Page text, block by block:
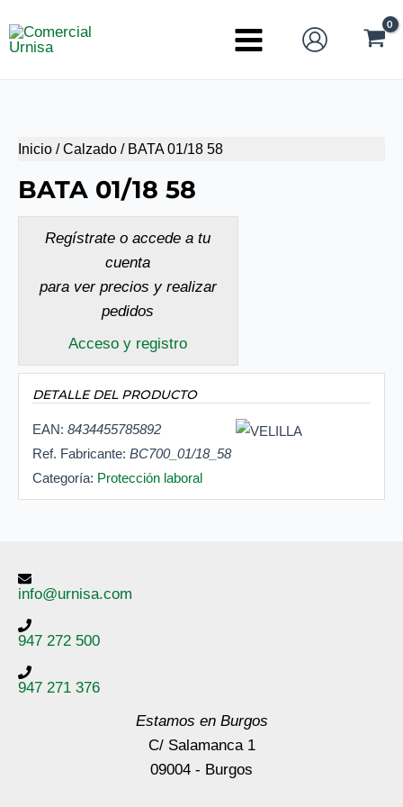
al
Main
Inicio /Calzado / BATA 01/18 58
BATA 01/18 58
Regístrate o accede a tu
cuenta
para ver precios y realizar
pedidos
Acceso y registro
DETALLE DEL PRODUCTO
EAN: 8434455785892
Ref. Fabricante: BC700_01/18_58
Categoría: Protección laboral
info@urnisa.com
947 272 500
947 271 376
Estamos en Burgos
C/ Salamanca 1
09004 - Burgos